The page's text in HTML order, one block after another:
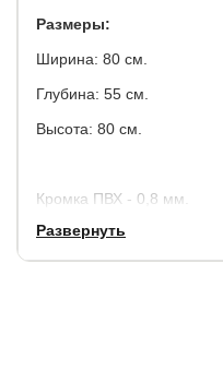
Размеры:
Ширина: 80 см.
Глубина: 55 см.
Высота: 80 см.
Кромка ПВХ - 0,8 мм.
Развернуть